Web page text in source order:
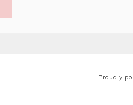
Proudly